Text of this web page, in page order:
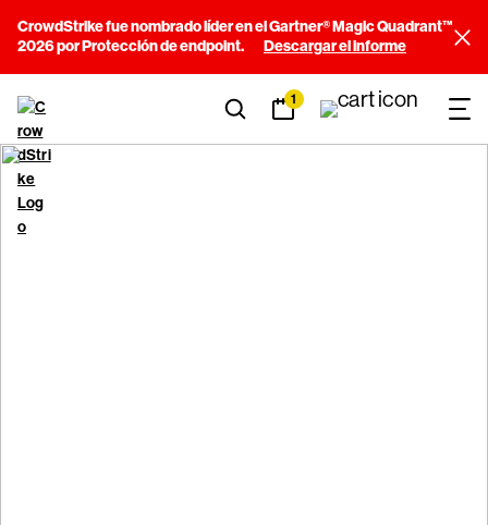
CrowdStrike fue nombrado líder en el Gartner® Magic Quadrant™
2026 por Protección de endpoint.
Descargar el informe
1